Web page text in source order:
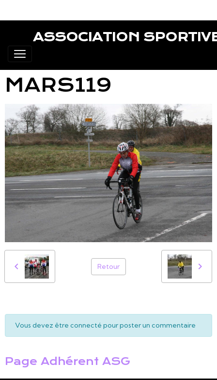
ASSOCIATION
MARS119
Retour
Vous devez être connecté pour poster un commentaire
Page Adhérent ASG